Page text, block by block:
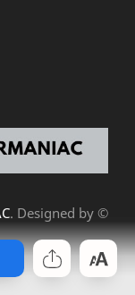
© Copyright
. Designed by